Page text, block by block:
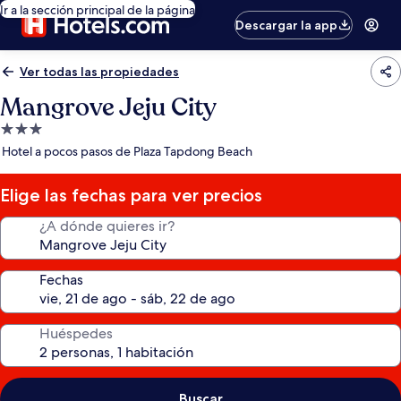
Ir a la sección principal de la página
Descargar la app
Ver todas las propiedades
Mangrove Jeju City
Propiedad
de
estrellas
Hotel a pocos pasos de Plaza Tapdong Beach
Elige las fechas para ver precios
¿A dónde quieres ir?
Fechas
Huéspedes